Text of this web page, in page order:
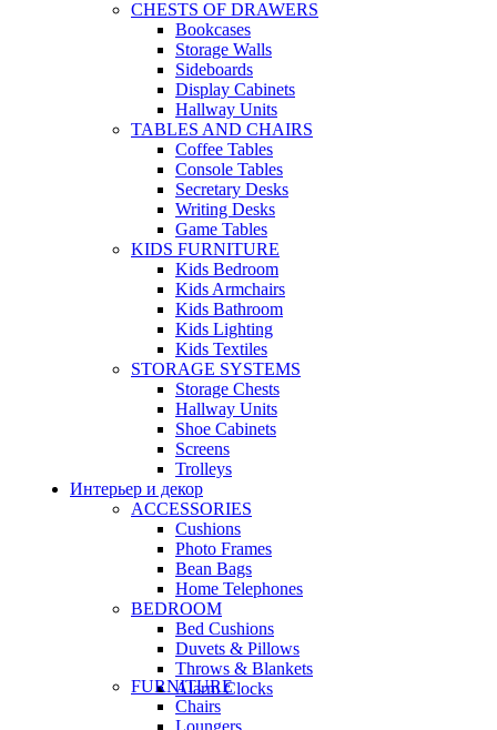
CHESTS OF DRAWERS
Bookcases
Storage Walls
Sideboards
Display Cabinets
Hallway Units
TABLES AND CHAIRS
Coffee Tables
Console Tables
Secretary Desks
Writing Desks
Game Tables
KIDS FURNITURE
Kids Bedroom
Kids Armchairs
Kids Bathroom
Kids Lighting
Kids Textiles
STORAGE SYSTEMS
Storage Chests
Hallway Units
Shoe Cabinets
Screens
Trolleys
Интерьер и декор
ACCESSORIES
Cushions
Photo Frames
Bean Bags
Home Telephones
BEDROOM
Bed Cushions
Duvets & Pillows
Throws & Blankets
Alarm Clocks
FURNITURE
Chairs
Loungers